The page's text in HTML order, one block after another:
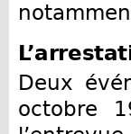
Deux
octobre